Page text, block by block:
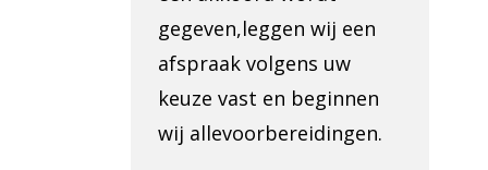
gegeven,leggen wij een
afspraak volgens uw
keuze vast en beginnen
wij allevoorbereidingen.